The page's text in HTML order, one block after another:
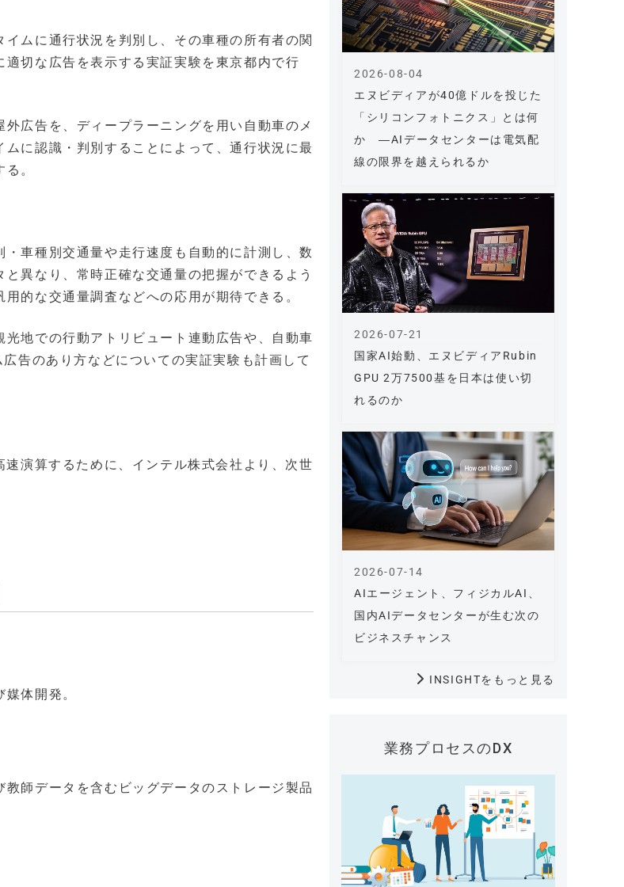
ムに通行状況を判別し、その車種の所有者の関
切な広告を表示する実証実験を東京都内で行
広告を、ディープラーニングを用い自動車のメ
に認識・判別することによって、通行状況に最
。
車種別交通量や走行速度も自動的に計測し、数
異なり、常時正確な交通量の把握ができるよう
的な交通量調査などへの応用が期待できる。
地での行動アトリビュート連動広告や、自動車
告のあり方などについての実証実験も計画して
演算するために、インテル株式会社より、次世
体開発。
師データを含むビッグデータのストレージ製品
エヌビディアが40億ドルを投じた
「シリコンフォトニクス」とは何
か ―AIデータセンターは電気配
線の限界を越えられるか
2026-08-04
国家AI始動、エヌビディアRubin
GPU 2万7500基を日本は使い切
れるのか
2026-07-21
AIエージェント、フィジカルAI、
国内AIデータセンターが生む次の
ビジネスチャンス
2026-07-14
INSIGHTをもっと見る
業務プロセスのDX